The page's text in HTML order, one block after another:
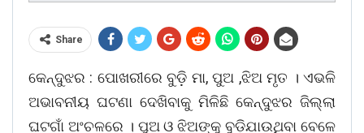
Share
କେନ୍ଦୁଝର : ପୋଖରୀରେ ବୁଡ଼ି ମା, ପୁଅ ,ଝିଅ ମୃତ । ଏଭଳି
ଅଭାବନୀୟ ଘଟଣା ଦେଖିବାକୁ ମିଳିଛି କେନ୍ଦୁଝର ଜିଲ୍ଲା
ଘଟଗାଁ ଅଂଚଳରେ । ପୁଅ ଓ ଝିଅଙ୍କୁ ବୁଡ଼ିଯାଉଥିବା ବେଳେ